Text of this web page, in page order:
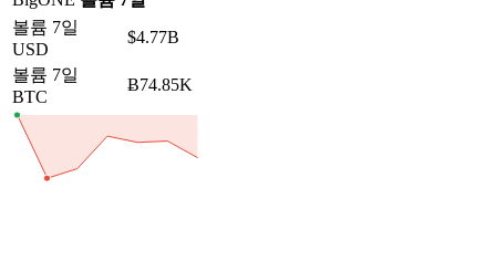
볼륨 7일
USD
$4.77B
볼륨 7일
BTC
Ƀ74.85K